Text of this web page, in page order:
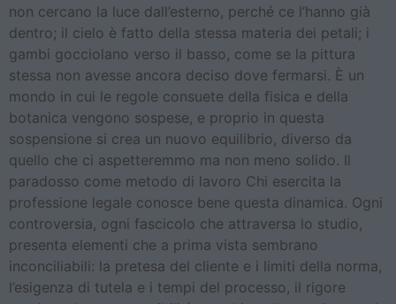
non cercano la luce dall’esterno, perché ce l’hanno già
dentro; il cielo è fatto della stessa materia dei petali; i
gambi gocciolano verso il basso, come se la pittura
stessa non avesse ancora deciso dove fermarsi. È un
mondo in cui le regole consuete della fisica e della
botanica vengono sospese, e proprio in questa
sospensione si crea un nuovo equilibrio, diverso da
quello che ci aspetteremmo ma non meno solido. Il
paradosso come metodo di lavoro Chi esercita la
professione legale conosce bene questa dinamica. Ogni
controversia, ogni fascicolo che attraversa lo studio,
presenta elementi che a prima vista sembrano
inconciliabili: la pretesa del cliente e i limiti della norma,
l’esigenza di tutela e i tempi del processo, il rigore